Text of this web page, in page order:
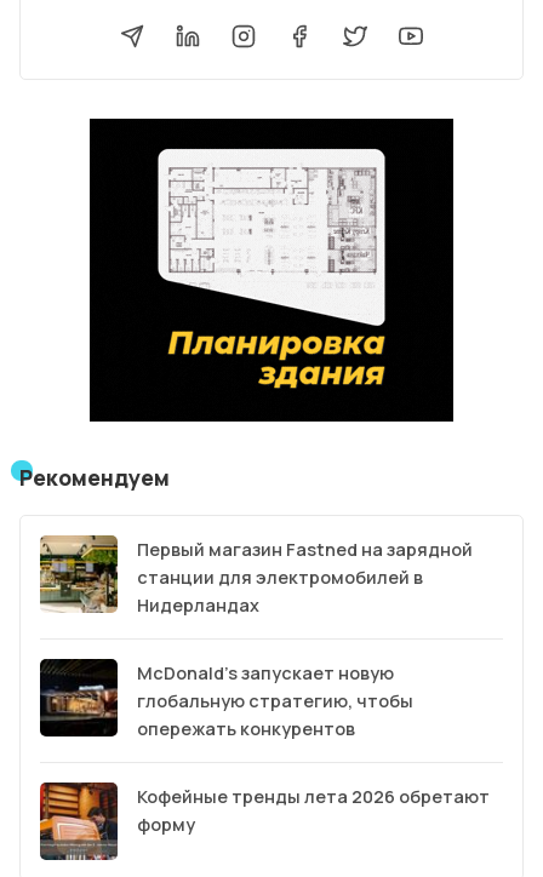
Рекомендуем
Первый магазин Fastned на зарядной
станции для электромобилей в
Нидерландах
McDonald’s запускает новую
глобальную стратегию, чтобы
опережать конкурентов
Кофейные тренды лета 2026 обретают
форму